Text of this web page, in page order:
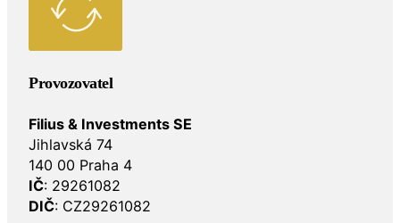
Provozovatel
Filius & Investments SE
Jihlavská 74
140 00 Praha 4
IČ: 29261082
DIČ: CZ29261082